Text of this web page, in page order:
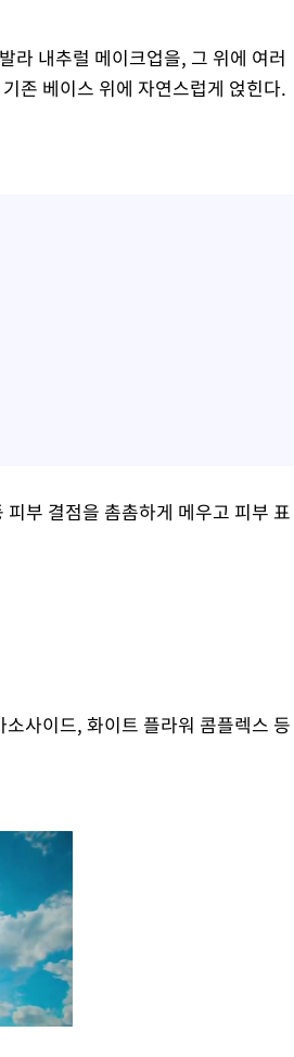
라 내추럴 메이크업을, 그 위에 여러
존 베이스 위에 자연스럽게 얹힌다.
부 결점을 촘촘하게 메우고 피부 표
사이드, 화이트 플라워 콤플렉스 등